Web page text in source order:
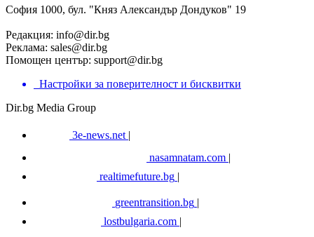
София 1000, бул. "Княз Александър Дондуков" 19
Редакция: info@dir.bg
Реклама: sales@dir.bg
Помощен център: support@dir.bg
Настройки за поверителност и бисквитки
Dir.bg Media Group
3e-news.net |
nasamnatam.com |
realtimefuture.bg |
greentransition.bg |
lostbulgaria.com |